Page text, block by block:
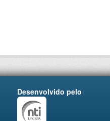
Desenvolvido pelo